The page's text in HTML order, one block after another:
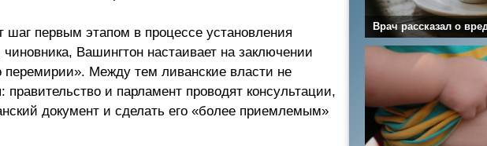
первым этапом в процессе установления
Вашингтон настаивает на заключении
перемирии». Между тем ливанские власти не
правительство и парламент проводят консультации,
документ и сделать его «более приемлемым»
Врач рассказал о